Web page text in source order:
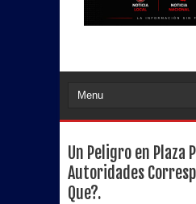
Un Peligro en Plaza
Autoridades
Que?.